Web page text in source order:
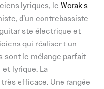
lyriques, le Worakls
d’un contrebassiste
électrique et
qui réalisent un
sont le mélange parfait
lyrique. La
efficace. Une rangée